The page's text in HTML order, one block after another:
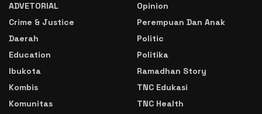
ADVETORIAL
Crime & Justice
Daerah
Education
Ibukota
Kombis
Komunitas
Opinion
Perempuan Dan Anak
Politic
Politika
Ramadhan Story
TNC Edukasi
TNC Health